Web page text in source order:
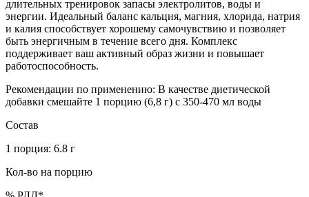
длительных тренировок запасы электролитов, воды и
энергии. Идеальный баланс кальция, магния, хлорида, натрия
и калия способствует хорошему самочувствию и позволяет
быть энергичным в течение всего дня. Комплекс
поддерживает ваш активный образ жизни и повышает
работоспособность.
Рекомендации по применению: В качестве диетической
добавки смешайте 1 порцию (6,8 г) с 350-470 мл воды
Состав
1 порция: 6.8 г
Кол-во на порцию